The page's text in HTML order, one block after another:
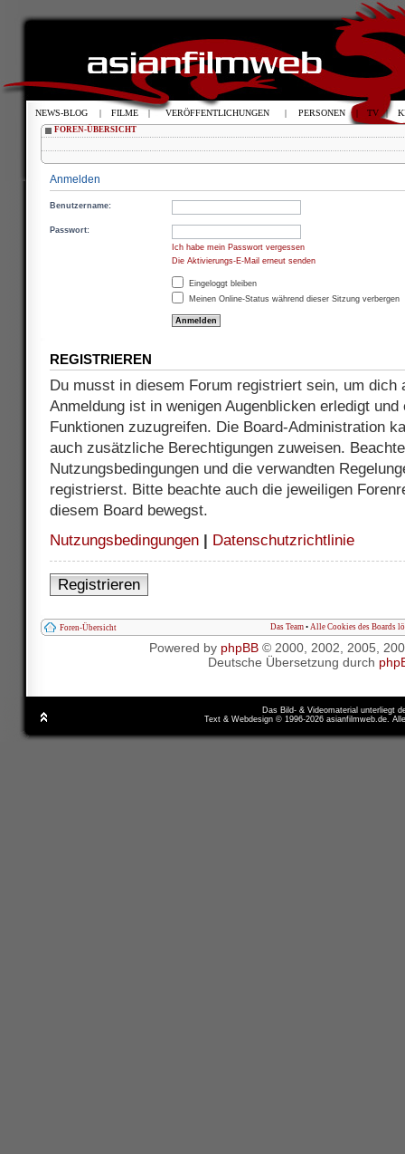
FOREN-ÜBERSICHT
Anmelden
Benutzername:
Passwort:
Ich habe mein Passwort vergessen
Die Aktivierungs-E-Mail erneut senden
Eingeloggt bleiben
Meinen Online-Status während dieser Sitzung verbergen
REGISTRIEREN
Du musst in diesem Forum registriert sein, um dich
Anmeldung ist in wenigen Augenblicken erledigt
Funktionen zuzugreifen. Die Board-Administration
auch zusätzliche Berechtigungen zuweisen.
Nutzungsbedingungen und die verwandten
registrierst. Bitte beachte auch die jeweiligen
diesem Board bewegst.
Nutzungsbedingungen
Datenschutzrichtlinie
Registrieren
Foren-Übersicht Das Team • Alle Cookies des Boards
Powered by phpBB© 2000, 2002, 2005,
Deutsche Übersetzung durch
Das Bild- & Videomaterial unterliegt
Text & Webdesign © 1996-2026 asianfilmweb.de.
NEWS-BLOG | FILME | VERÖFFENTLICHUNGEN | PERSONEN | TV |